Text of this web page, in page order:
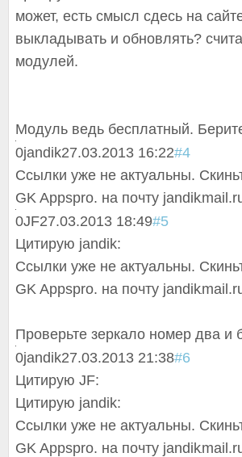
может, есть смысл сдесь на
выкладывать и обновлять?
модулей.
Модуль ведь бесплатный.
0jandik27.03.2013 16:22#4
Ссылки уже не актуальны.
GK Appspro. на почту jandik
0JF27.03.2013 18:49#5
Цитирую jandik:
Ссылки уже не актуальны.
GK Appspro. на почту jandik
Проверьте зеркало номер два и
0jandik27.03.2013 21:38#6
Цитирую JF:
Цитирую jandik:
Ссылки уже не актуальны.
GK Appspro. на почту jandik